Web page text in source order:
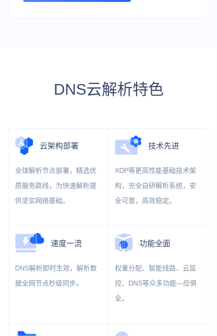
DNS云解析特色
云架构部署
全球解析节点部署，精选优
质服务路线，为快速解析提
供坚实网络基础。
技术先进
XDP等更高性能基础技术架
构，完全自研解析系统，安
全可靠，高效稳定。
速度一流
DNS解析即时生效，解析数
据全网节点秒级同步。
功能全面
权重分配、智能线路、云监
控、DNS等众多功能—应俱
全。